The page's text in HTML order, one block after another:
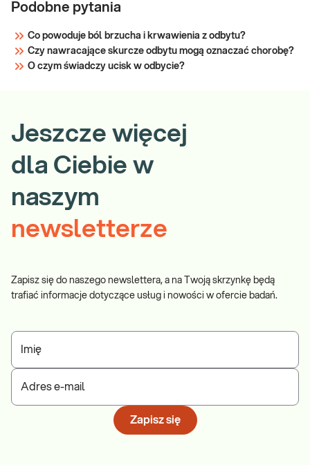
Podobne pytania
Co powoduje ból brzucha i krwawienia z odbytu?
Czy nawracające skurcze odbytu mogą oznaczać chorobę?
O czym świadczy ucisk w odbycie?
Jeszcze więcej
dla Ciebie w
naszym
newsletterze
Zapisz się do naszego newslettera, a na Twoją skrzynkę będą
trafiać informacje dotyczące usług i nowości w ofercie badań.
Imię
Adres e-mail
Zapisz się